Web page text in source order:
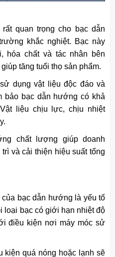
quan trọng cho bạc dẫn
khắc nghiệt. Bạc này
hóa chất và tác nhân bên
tăng tuổi thọ sản phẩm.
dụng vật liệu độc đáo và
bảo bạc dẫn hướng có khả
liệu chịu lực, chịu nhiệt
chất lượng giúp doanh
và cải thiện hiệu suất tổng
bạc dẫn hướng là yếu tố
loại bạc có giới hạn nhiệt độ
điều kiện nơi máy móc sử
kiện quá nóng hoặc lạnh sẽ